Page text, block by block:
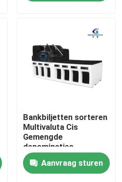
Bankbiljetten sorteren
Multivaluta Cis
Gemengde
denominaties
bankbiljetten sorteren
Machine Waarde Bill
Geld Teller
Aanvraag sturen